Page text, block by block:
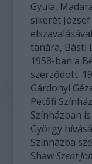
Gyula,
sikerét
tanára, Básti
1958-ban a
szerződött.
Gárdonyi
Petőfi
Színházban
György
Színházba
ShawSzent